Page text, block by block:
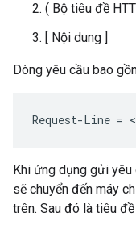
( Bộ tiêu đề
[ Nội dung ]
Dòng yêu cầu bao
Request-Line =
Khi ứng dụng gửi yêu
sẽ chuyển đến máy
trên. Sau đó là tiêu